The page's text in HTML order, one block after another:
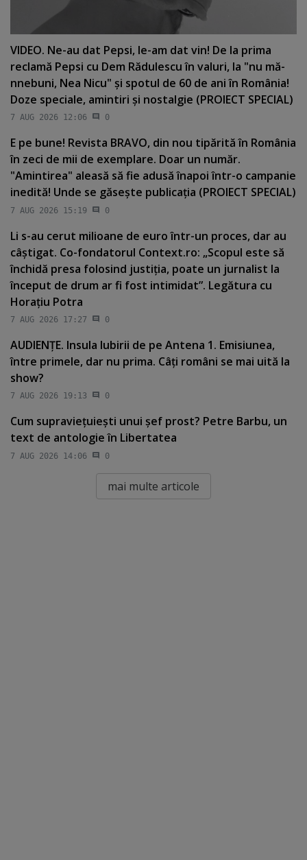
VIDEO. Ne-au dat Pepsi, le-am dat vin! De la prima
reclamă Pepsi cu Dem Rădulescu în valuri, la "nu mă-
nnebuni, Nea Nicu" şi spotul de 60 de ani în România!
Doze speciale, amintiri şi nostalgie (PROIECT SPECIAL)
7 AUG 2026 12:06 0
E pe bune! Revista BRAVO, din nou tipărită în România
în zeci de mii de exemplare. Doar un număr.
"Amintirea" aleasă să fie adusă înapoi într-o campanie
inedită! Unde se găseşte publicaţia (PROIECT SPECIAL)
7 AUG 2026 15:19 0
Li s-au cerut milioane de euro într-un proces, dar au
câştigat. Co-fondatorul Context.ro: „Scopul este să
închidă presa folosind justiţia, poate un jurnalist la
început de drum ar fi fost intimidat”. Legătura cu
Horaţiu Potra
7 AUG 2026 17:27 0
AUDIENŢE. Insula Iubirii de pe Antena 1. Emisiunea,
între primele, dar nu prima. Câţi români se mai uită la
show?
7 AUG 2026 19:13 0
Cum supravieţuieşti unui şef prost? Petre Barbu, un
text de antologie în Libertatea
7 AUG 2026 14:06 0
mai multe articole